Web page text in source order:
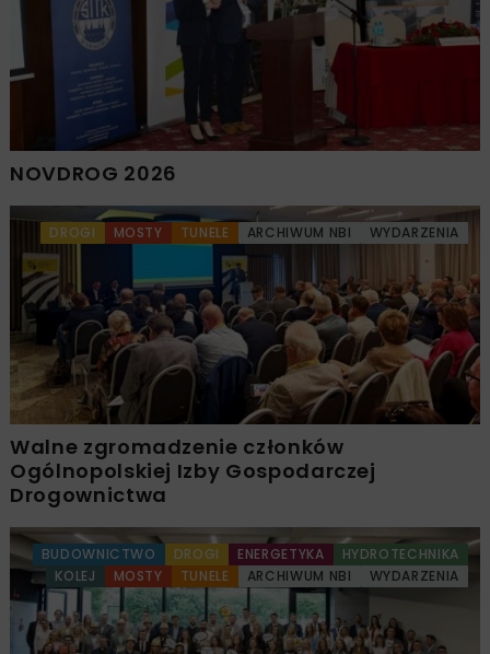
NOVDROG 2026
DROGI MOSTY TUNELE ARCHIWUM NBI WYDARZENIA
Walne zgromadzenie członków
Ogólnopolskiej Izby Gospodarczej
Drogownictwa
BUDOWNICTWO DROGI ENERGETYKA
HYDROTECHNIKA
KOLEJ
MOSTY TUNELE ARCHIWUM NBI WYDARZENIA